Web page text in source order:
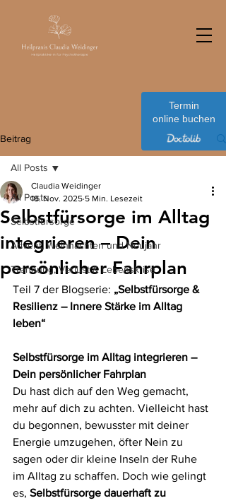
Termin
online buchen
Beitrag
All Posts
Selbstfürsorge
Advent, Weihnachten und Neujahr
Trennung, Verlust & Lebenskrise
All Posts
Selbstfürsorge im Alltag
integrieren – Dein
persönlicher Fahrplan
Claudia Weidinger
18. Nov. 2025 5 Min. Lesezeit
Teil 7 der Blogserie: „Selbstfürsorge &
Resilienz – Innere Stärke im Alltag
leben“
Selbstfürsorge im Alltag integrieren –
Dein persönlicher Fahrplan
Du hast dich auf den Weg gemacht,
mehr auf dich zu achten. Vielleicht hast
du begonnen, bewusster mit deiner
Energie umzugehen, öfter Nein zu
sagen oder dir kleine Inseln der Ruhe
im Alltag zu schaffen. Doch wie gelingt
es, Selbstfürsorge dauerhaft zu